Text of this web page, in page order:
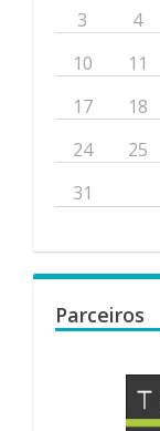
3 4
10
11
17
18
24
25
31
Parceiros